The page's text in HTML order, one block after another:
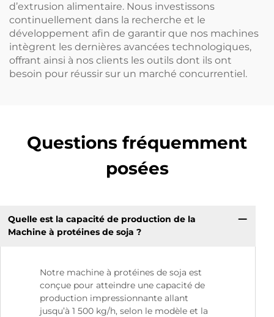
d’extrusion alimentaire. Nous investissons
continuellement dans la recherche et le
développement afin de garantir que nos machines
intègrent les dernières avancées technologiques,
offrant ainsi à nos clients les outils dont ils ont
besoin pour réussir sur un marché concurrentiel.
Questions fréquemment
posées
Quelle est la capacité de production de la
Machine à protéines de soja ?
Notre machine à protéines de soja est
conçue pour atteindre une capacité de
production impressionnante allant
jusqu’à 1 500 kg/h, selon le modèle et la